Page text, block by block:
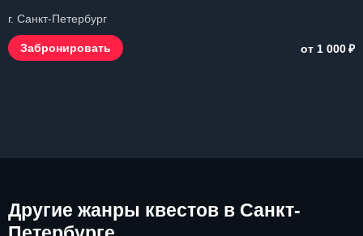
г. Санкт-Петербург
Забронировать от 1 000₽
Другие жанры квестов в Санкт-